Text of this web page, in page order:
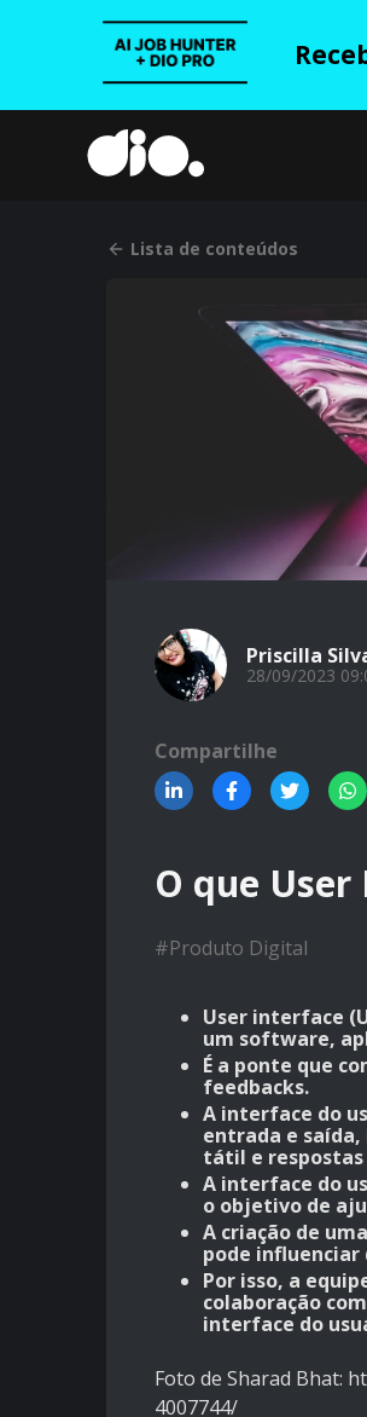
Lista de conteúdos
Priscilla
28/09/2023
Compartilhe
O que
#Produto Digital
User interface
um software,
É a ponte que
feedbacks.
A interface do
entrada e saída,
tátil e respostas
A interface do
o objetivo de
A criação de
pode influenciar
Por isso, a
colaboração
interface do
Foto de Sharad Bhat:
4007744/